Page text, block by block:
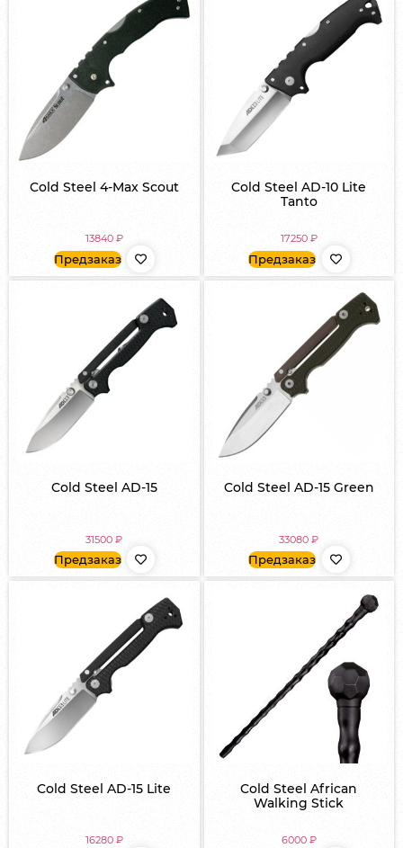
Cold Steel 4-Max Scout
13840 ₽
Предзаказ
Cold Steel AD-10 Lite
Tanto
17250 ₽
Предзаказ
Cold Steel AD-15
31500₽
Предзаказ
Cold Steel AD-15 Green
33080₽
Предзаказ
Cold Steel AD-15 Lite
16280 ₽
Cold Steel African
Walking Stick
6000 ₽